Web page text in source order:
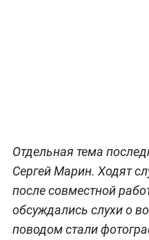
Отдельная тема
Сергей Марин. Ходят
после совместной
обсуждались слухи о
поводом стали